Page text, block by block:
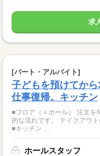
求
[パート・アルバイト]
子どもを預けてか
仕事復帰。キッチン
■フロア（＝ホール） 注文を伺う
的な流れです。 テイクアウ
■キッチン ...
ホールスタッフ